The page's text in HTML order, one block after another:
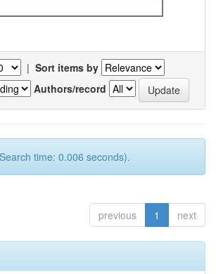
| Sort items by
Authors/record
time: 0.006 seconds).
previous 1 next